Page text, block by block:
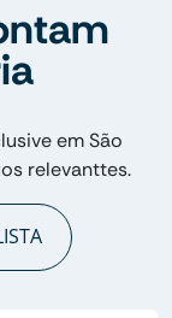
em São
relevanttes.